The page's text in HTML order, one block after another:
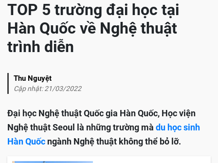
TOP 5 trường đại học tại
Hàn Quốc về Nghệ thuật
trình diễn
Thu Nguyệt
Cập nhật: 21/03/2022
Đại học Nghệ thuật Quốc gia Hàn Quốc, Học viện
Nghệ thuật Seoul là những trường mà du học sinh
Hàn Quốc ngành Nghệ thuật không thể bỏ lỡ.